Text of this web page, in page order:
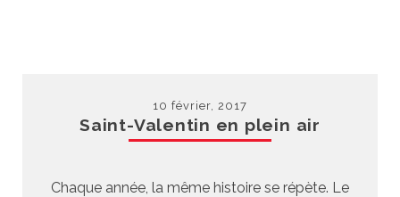
10 février, 2017
Saint-Valentin en plein air
Chaque année, la même histoire se répète. Le